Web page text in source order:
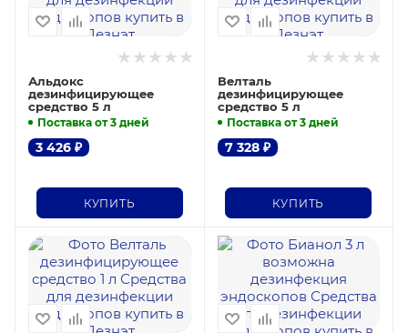
Альдокс
дезинфицирующее
средство 5 л
Поставка от 3 дней
3 426 ₽
КУПИТЬ
Велталь
дезинфицирующее
средство 5 л
Поставка от 3 дней
7 328₽
КУПИТЬ